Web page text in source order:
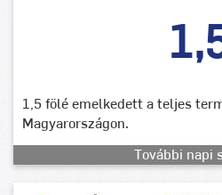
1,5 fölé emelkedett a teljes
Magyarországon.
További napi